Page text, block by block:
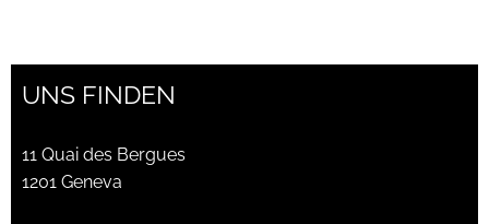
CHF375.00 CHF130.00.
UNS FINDEN
11 Quai des Bergues
1201 Geneva